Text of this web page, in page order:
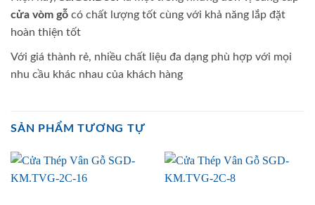
cửa vòm gỗ có chất lượng tốt cùng với khả năng lắp đặt
hoàn thiện tốt
Với giá thành rẻ, nhiều chất liệu đa dạng phù hợp với mọi
nhu cầu khác nhau của khách hàng
SẢN PHẨM TƯƠNG TỰ